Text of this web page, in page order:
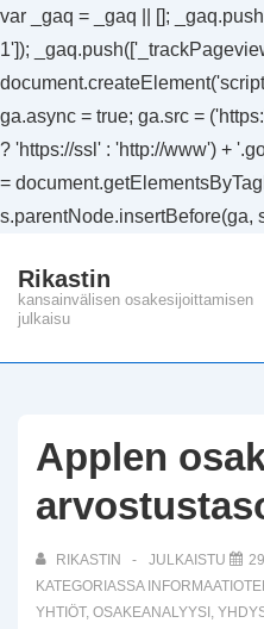
var _gaq = _gaq || [];
1']);
ga.async = true; ga.src =
? 'https://ssl' : 'http://www') +
=
s.parentNode.insertBefore(ga,
Siirry
pääsisältöön
Rikastin
kansainvälisen osakesijoittamisen
julkaisu
Applen
RIKASTIN JULKAISTU
KATEGORIASSA
YHTIÖT, OSAKEANALYYSI ,